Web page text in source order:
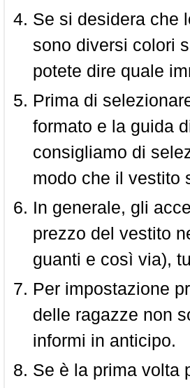
Se si desidera che
sono diversi colori
potete dire quale
Prima di
formato e la guida
consigliamo di
modo che il vestito
In generale, gli
prezzo del vestito
guanti e così via),
Per impostazione
delle ragazze non
informi in anticipo.
Se è la prima volta